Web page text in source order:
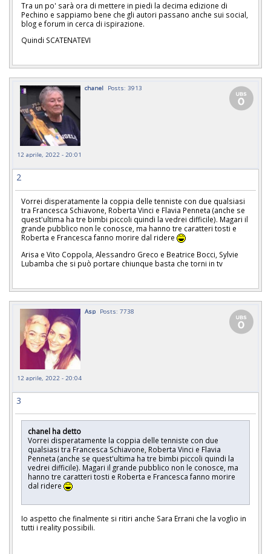
Tra un po' sarà ora di mettere in piedi la decima edizione di
Pechino e sappiamo bene che gli autori passano anche sui social,
blog e forum in cerca di ispirazione.
Quindi SCATENATEVI
chanel Posts: 3913
12 aprile, 2022 - 20:01
2
Vorrei disperatamente la coppia delle tenniste con due qualsiasi
tra Francesca Schiavone, Roberta Vinci e Flavia Penneta (anche se
quest'ultima ha tre bimbi piccoli quindi la vedrei difficile). Magari il
grande pubblico non le conosce, ma hanno tre caratteri tosti e
Roberta e Francesca fanno morire dal ridere
Arisa e Vito Coppola, Alessandro Greco e Beatrice Bocci, Sylvie
Lubamba che si può portare chiunque basta che torni in tv
Asp Posts: 7738
12 aprile, 2022 - 20:04
3
chanel ha detto
Vorrei disperatamente la coppia delle tenniste con due
qualsiasi tra Francesca Schiavone, Roberta Vinci e Flavia
Penneta (anche se quest'ultima ha tre bimbi piccoli quindi la
vedrei difficile). Magari il grande pubblico non le conosce, ma
hanno tre caratteri tosti e Roberta e Francesca fanno morire
dal ridere
Io aspetto che finalmente si ritiri anche Sara Errani che la voglio in
tutti i reality possibili.